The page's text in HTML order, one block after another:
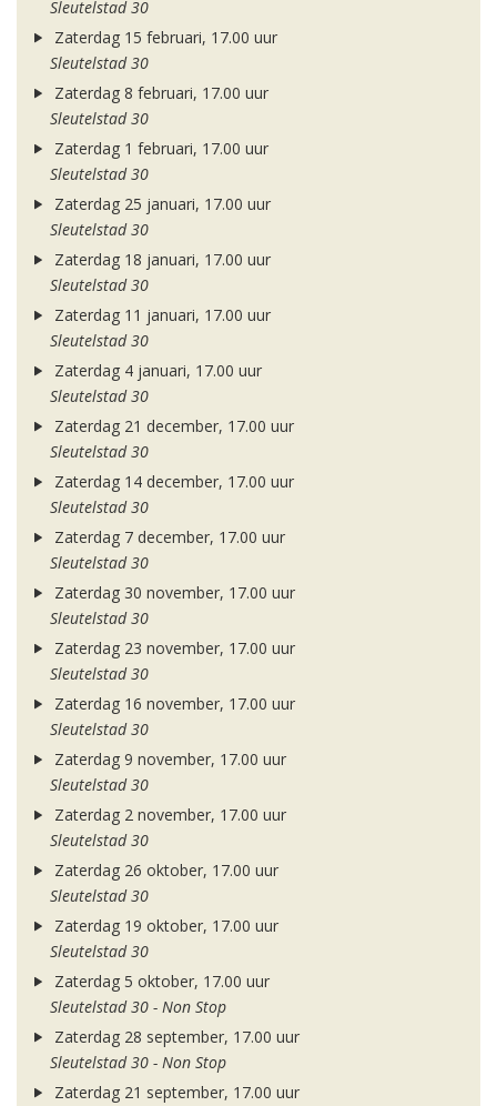
Sleutelstad 30
Zaterdag 15 februari, 17.00 uur
Sleutelstad 30
Zaterdag 8 februari, 17.00 uur
Sleutelstad 30
Zaterdag 1 februari, 17.00 uur
Sleutelstad 30
Zaterdag 25 januari, 17.00 uur
Sleutelstad 30
Zaterdag 18 januari, 17.00 uur
Sleutelstad 30
Zaterdag 11 januari, 17.00 uur
Sleutelstad 30
Zaterdag 4 januari, 17.00 uur
Sleutelstad 30
Zaterdag 21 december, 17.00 uur
Sleutelstad 30
Zaterdag 14 december, 17.00 uur
Sleutelstad 30
Zaterdag 7 december, 17.00 uur
Sleutelstad 30
Zaterdag 30 november, 17.00 uur
Sleutelstad 30
Zaterdag 23 november, 17.00 uur
Sleutelstad 30
Zaterdag 16 november, 17.00 uur
Sleutelstad 30
Zaterdag 9 november, 17.00 uur
Sleutelstad 30
Zaterdag 2 november, 17.00 uur
Sleutelstad 30
Zaterdag 26 oktober, 17.00 uur
Sleutelstad 30
Zaterdag 19 oktober, 17.00 uur
Sleutelstad 30
Zaterdag 5 oktober, 17.00 uur
Sleutelstad 30 - Non Stop
Zaterdag 28 september, 17.00 uur
Sleutelstad 30 - Non Stop
Zaterdag 21 september, 17.00 uur